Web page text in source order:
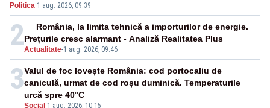
Politica·1 aug. 2026, 09:39
2Actualitate-1 aug. 2026, 09:46
România, la limita tehnică a importurilor de energie.
Prețurile cresc alarmant - Analiză Realitatea Plus
3
Social -1 aug. 2026, 10:15
Valul de foc lovește România: cod portocaliu de
caniculă, urmat de cod roșu duminică. Temperaturile
urcă spre 40°C